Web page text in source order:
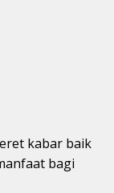
kabar baik
bagi